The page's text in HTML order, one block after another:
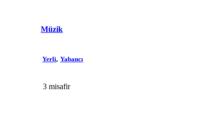
Müzik
Yerli Yabancı
3 misafir